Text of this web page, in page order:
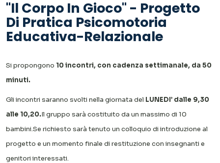
"Il Corpo In Gioco" - Progetto
Di Pratica Psicomotoria
Educativa-Relazionale
Si propongono 10 incontri, con cadenza settimanale, da 50
minuti.
Gli incontri saranno svolti nella giornata del LUNEDI’ dalle 9,30
alle 10,20.Il gruppo sarà costituito da un massimo di 10
bambini.Se richiesto sarà tenuto un colloquio di introduzione al
progetto e un momento finale di restituzione con insegnanti e
genitori interessati.